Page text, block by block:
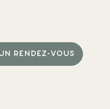
RENDEZ-VOUS